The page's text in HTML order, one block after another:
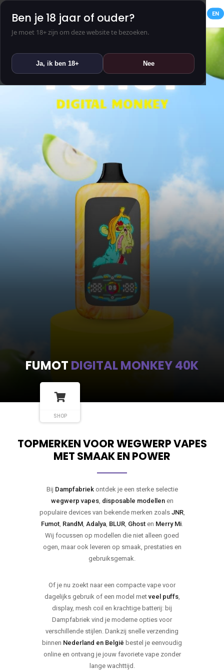
Ben je 18 jaar of ouder?
Je moet 18+ zijn om deze website te bezoeken.
Ja, ik ben 18+ Nee
EN
FUMOT DIGITAL MONKEY 40K
SHOP
TOPMERKEN VOOR WEGWERP VAPES
MET SMAAK EN POWER
Bij Dampfabriekontdek je een sterke selectie
wegwerp vapes, disposable modellenen
populaire devices van bekende merken zoals JNR,
Fumot RandM Adalya BLUR Ghost en Merry Mi
Wij focussen op modellen die niet alleen goed
ogen, maar ook leveren op smaak, prestaties en
gebruiksgemak.
Of je nu zoekt naar een compacte vape voor
dagelijks gebruik of een model metveel puffs,
display, mesh coil en krachtige batterij: bij
Dampfabriek vind je moderne opties voor
verschillende stijlen. Dankzij snelle verzending
binnen Nederland en België bestel je eenvoudig
online en ontvang je jouw favoriete vape zonder
lange wachttijd.